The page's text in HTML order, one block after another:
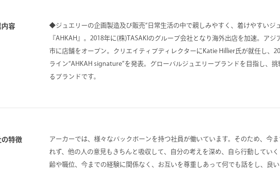
内容
◆ジュエリーの企画製造及び販売“日常生活の中で親しみやすく、着けやすいジ
『AHKAH』。2018年に(株)TASAKIのグループ会社となり海外出店を加速。アジ
市に店舗をオープン。クリエイティブディレクターにKatie Hillier氏が就任し、
ライン“AHKAH signature”を発表。グローバルジュエリーブランドを目指し、
るブランドです。
の特徴
アーカーでは、様々なバックボーンを持つ社員が働いています。そのため、今
れず、他の人の意見もきちんと吸収して、自分の考えを深め、自ら行動してい
齢や職位、今までの経験に関係なく、お互いを尊重しあって何でも話をし、良